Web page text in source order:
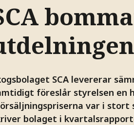
SCA levererar
föreslår styrelsen en
var i
bolaget i